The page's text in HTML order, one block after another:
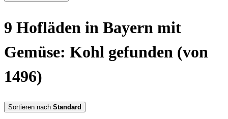
9 Hofläden in Bayern mit
Gemüse: Kohl gefunden (von
1496)
Sortieren nach Standard